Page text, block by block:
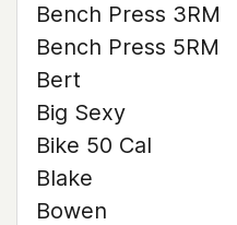
Bench Press 3RM
Bench Press 5RM
Bert
Big Sexy
Bike 50 Cal
Blake
Bowen